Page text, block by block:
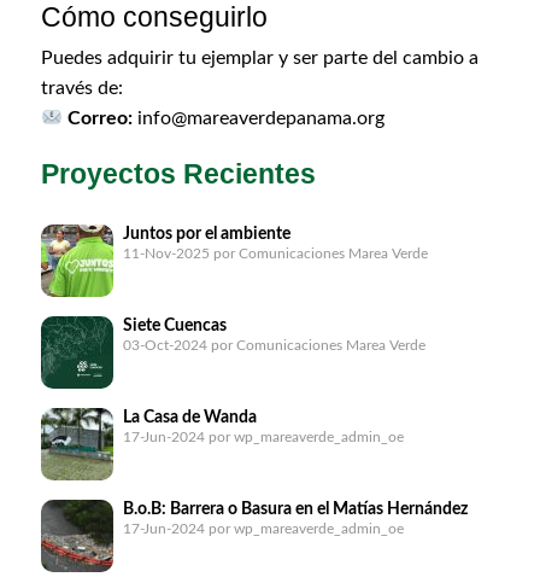
Cómo conseguirlo
Puedes adquirir tu ejemplar y ser parte del cambio a
través de:
Correo: info@mareaverdepanama.org
Proyectos Recientes
Juntos por el ambiente
11-Nov-2025 por Comunicaciones Marea Verde
Siete Cuencas
03-Oct-2024por Comunicaciones Marea Verde
La Casa de Wanda
17-Jun-2024por wp_mareaverde_admin_oe
B.o.B: Barrera o Basura en el Matías Hernández
17-Jun-2024por wp_mareaverde_admin_oe